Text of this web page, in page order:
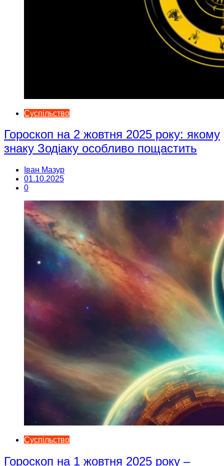
Суспільство
Гороскоп на 2 жовтня 2025 року: якому
знаку Зодіаку особливо пощастить
Іван Мазур
01.10.2025
0
Суспільство
Гороскоп на 1 жовтня 2025 року –